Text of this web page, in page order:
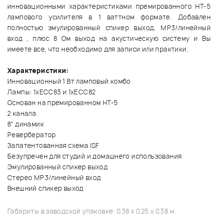
инновационными характеристиками премированного НТ-5
лампового усилителя в 1 ваттном формате. Добавлен
полностью эмулированный спикер выход, МР3/линейный
вход , плюс 8 Ом выход на акустическую систему и Вы
имеете все, что необходимо для записи или практики.
Характеристики:
Инновационный 1 Вт ламповый комбо
Лампы: 1xECC83 и 1xECC82
Основан на премированном НТ-5
2 канала
8" динамик
Ревербератор
Запатентованная схема ISF
Безупречен для студий и домашнего использования
Эмулированный спикер выход
Стерео МР3/линейный вход
Внешний спикер выход
Габариты в заводской упаковке: 0.38 x 0.25 x 0.38 м.